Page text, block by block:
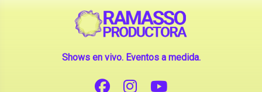
Shows en vivo. Eventos a medida.